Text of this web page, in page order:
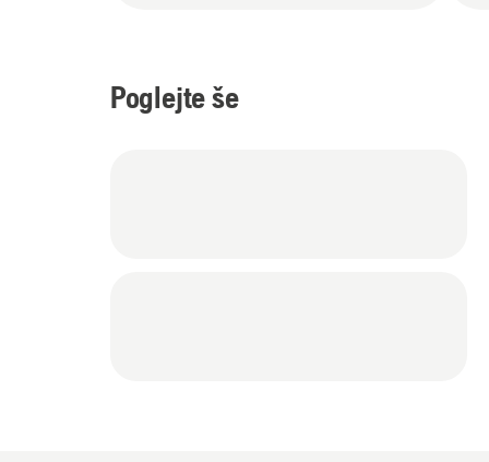
Poglejte še